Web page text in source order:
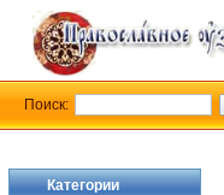
Категории
Поиск: